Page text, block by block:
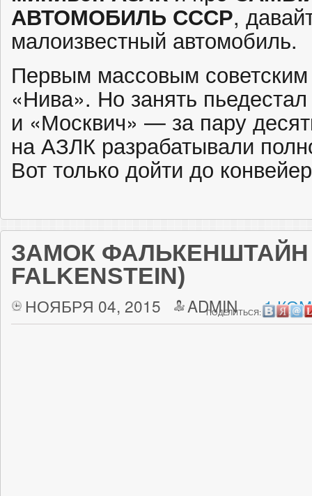
АВТОМОБИЛЬ СССР,
малоизвестный автомобиль.
Первым массовым
«Нива». Но занять
и «Москвич» — за пару
на АЗЛК разрабатывали
Вот только дойти до
ЗАМОК ФАЛЬКЕНШТАЙН
FALKENSTEIN)
НОЯБРЯ 04, 2015 ADMIN 1
ПОДЕЛИТЬСЯ: